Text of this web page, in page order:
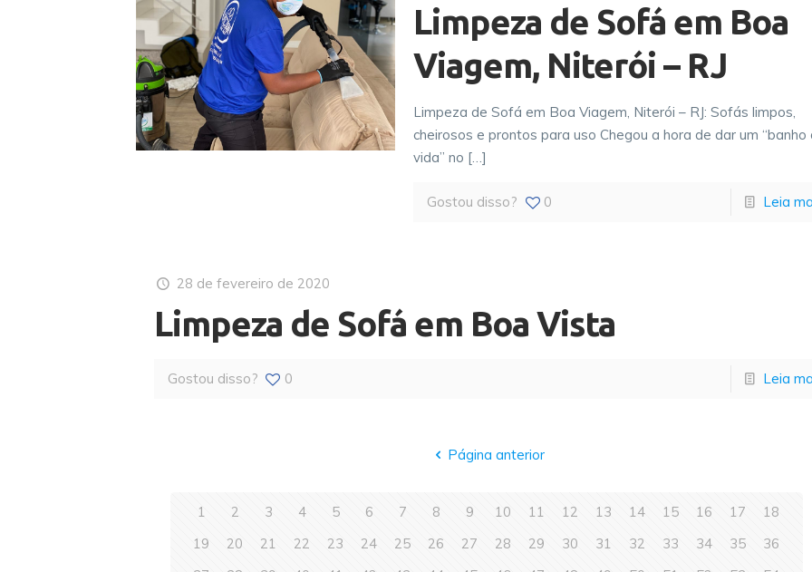
Limpeza de Sofá em Boa
Viagem, Niterói – RJ
Limpeza de Sofá em Boa Viagem, Niterói – RJ: Sofás limpos,
cheirosos e prontos para uso Chegou a hora de dar um “banho
vida” no […]
Gostou disso? 0 Leia
28 de fevereiro de 2020
Limpeza de Sofá em Boa Vista
Gostou disso? 0 Leia
Página anterior
1 2 3 4 5 6 7 8 9 10 11 12 13 14 15 16 17
18
19
20 21 22 23 24 25 26 27 28 29 30 31 32 33 34 35
36